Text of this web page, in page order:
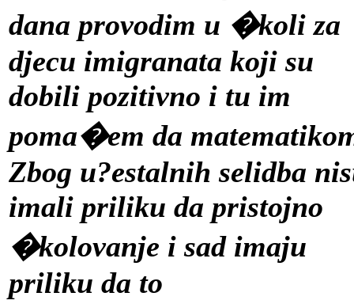
dana provodim u �koli za
djecu imigranata koji su
dobili pozitivno i tu im
poma�em da
Zbog u?estalnih selidba
imali priliku da pristojno
�kolovanje i sad imaju
priliku da to